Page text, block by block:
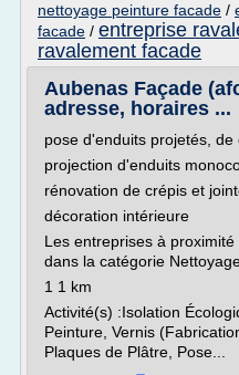
nettoyage peinture facade /
facade / entreprise
ravalement facade
Aubenas Façade
adresse, horaires ...
pose d'enduits projetés, de
projection d'enduits
rénovation de crépis et
décoration intérieure
Les entreprises à
dans la catégorie
1 1 km
Activité(s) :Isolation
Peinture, Vernis
Plaques de Plâtre, Pose...